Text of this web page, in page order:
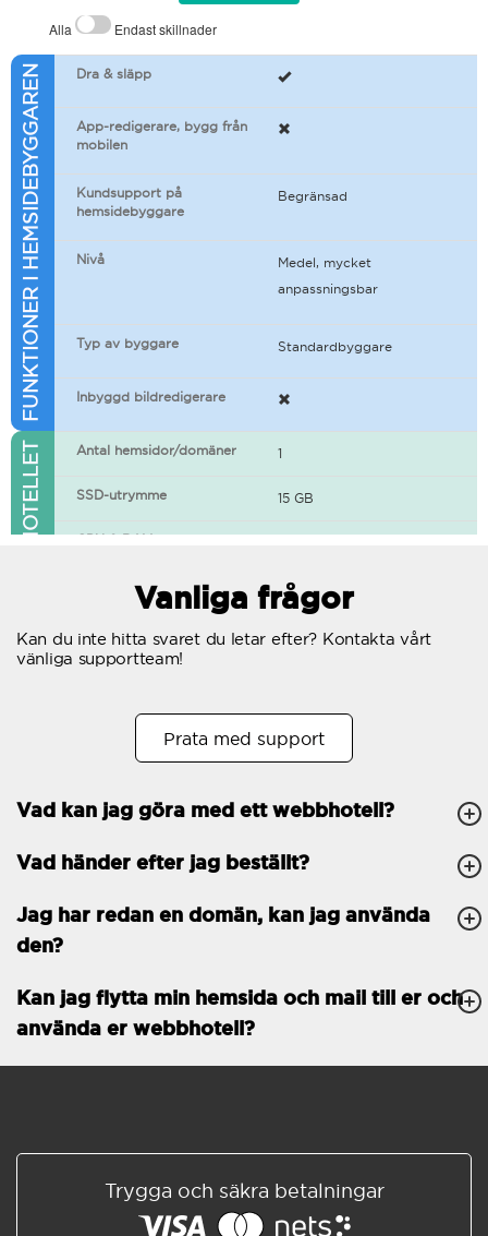
Alla Endast skillnader
FUNKTIONER I HEMSIDEBYGGAREN Dra & släpp
App-redigerare, bygg från
mobilen
Kundsupport på
hemsidebyggare
Begränsad
Nivå
Medel, mycket
anpassningsbar
Typ av byggare Standardbyggare
Inbyggd bildredigerare
FUNKTIONER I WEBBHOTELLET Antal hemsidor/domäner 1
SSD-utrymme 15 GB
CPU & RAM
Gratis SSL-certifikat
Antal samtidiga
Antal subdomäner Obegränsat
cPanel
FTP, SSH, GIT
Databaser Obegränsat
E-POSTFUNKTIONER
IMAP/CalDAV/CardDAV
Spamskydd Standard
Delad/Synkroniserad
Vanliga frågor
Kan du inte hitta svaret du letar efter? Kontakta vårt
vänliga supportteam!
Prata med support
Vad kan jag göra med ett webbhotell?
Vad händer efter jag beställt?
Jag har redan en domän, kan jag använda
den?
Kan jag flytta min hemsida och mail till er och
använda er webbhotell?
Trygga och säkra betalningar